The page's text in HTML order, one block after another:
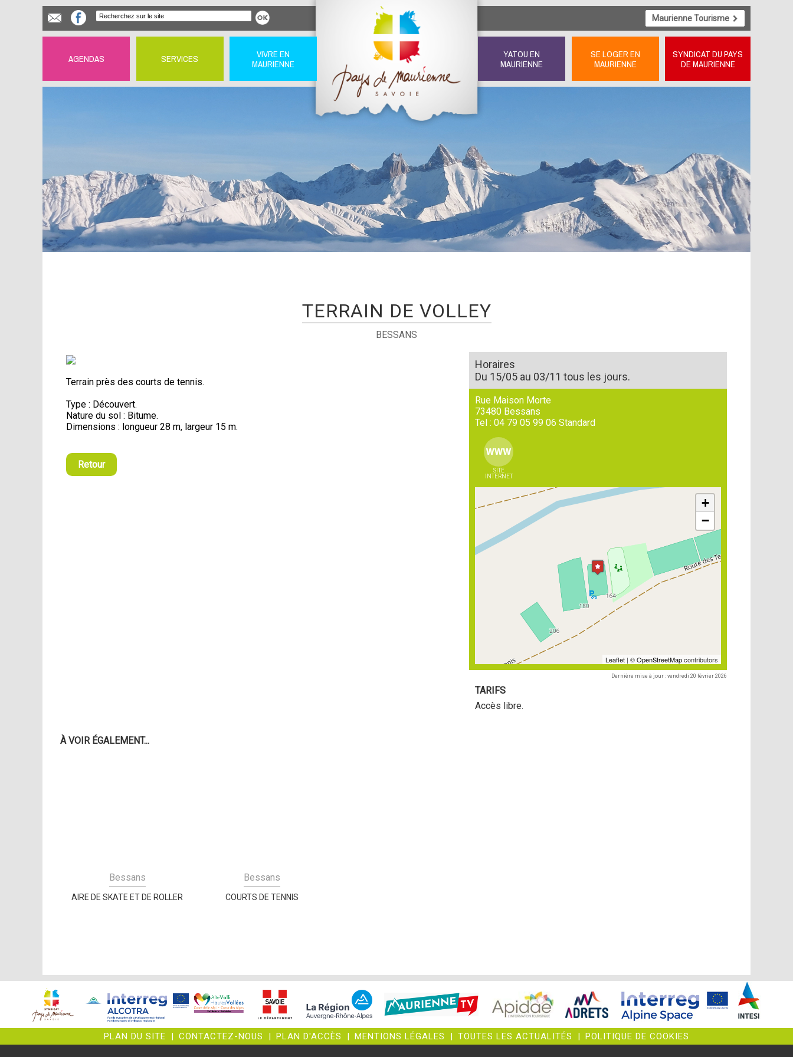
Maurienne Tourisme
AGENDAS SERVICES
VIVRE EN
MAURIENNE
YATOU EN
MAURIENNE
SE LOGER EN
MAURIENNE
SYNDICAT DU PAYS
DE MAURIENNE
TERRAIN DE VOLLEY
BESSANS
Terrain près des courts de tennis.
Type : Découvert.
Nature du sol : Bitume.
Dimensions : longueur 28 m, largeur 15 m.
Retour
Horaires
Du 15/05 au 03/11 tous les jours.
Rue Maison Morte
73480 Bessans
Tel : 04 79 05 99 06Standard
SITE
INTERNET
+
−
Leaflet| ©OpenStreetMapcontributors
Dernière mise à jour : vendredi 20 février 2026
TARIFS
Accès libre.
À VOIR ÉGALEMENT...
Bessans
AIRE DE SKATE ET DE ROLLER
Bessans
COURTS DE TENNIS
PLAN DU SITE CONTACTEZ-NOUS PLAN D'ACCÈS MENTIONS LÉGALES TOUTES LES ACTUALITÉS POLITIQUE DE COOKIES